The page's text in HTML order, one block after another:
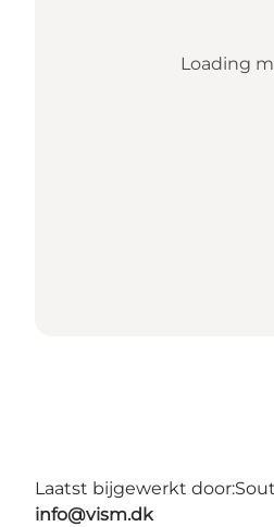
Loading
Laatst bijgewerkt door:
info@vism.dk